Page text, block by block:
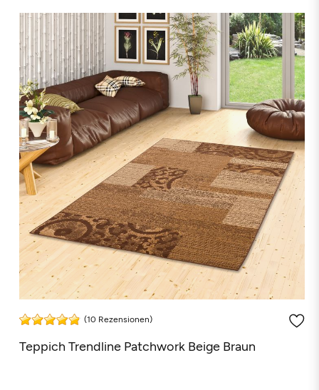
(10 Rezensionen)
Teppich Trendline Patchwork Beige Braun